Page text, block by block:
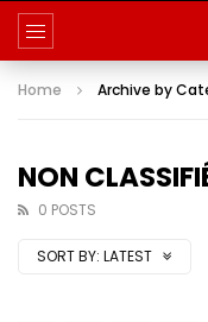
Home Archive by
NON
0 POSTS
SORT BY: LATEST